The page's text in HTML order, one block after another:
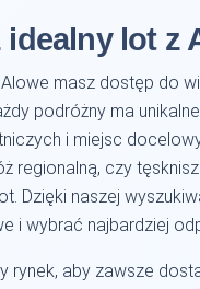
idealny lot z
masz dostęp do
podróżny ma
i miejsc
regionalną, czy
Dzięki naszej
i wybrać najbardziej
rynek, aby zawsze